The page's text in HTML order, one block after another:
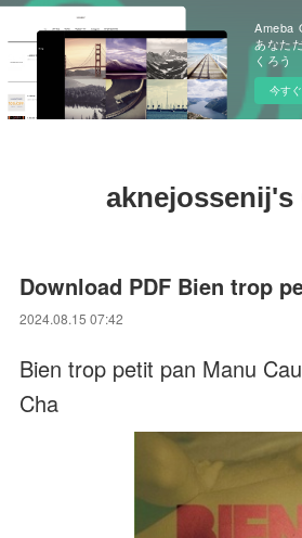
Ameba
あなた
くろう
今す
aknejossenij's
Download PDF Bien trop
2024.08.15 07:42
Bien trop petit pan Manu
Cha